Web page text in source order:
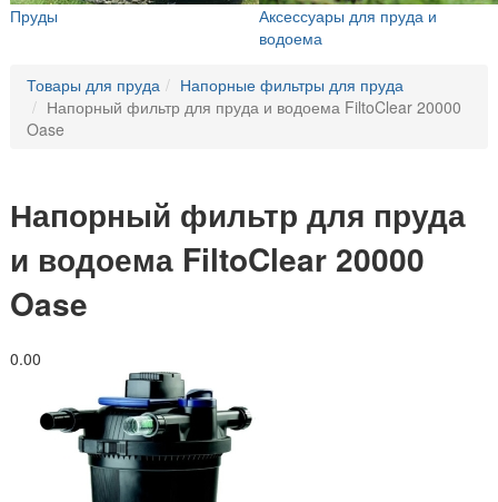
Пруды
Аксессуары для пруда и
водоема
Товары для пруда
Напорные фильтры для пруда
Напорный фильтр для пруда и водоема FiltoClear 20000
Oase
Напорный фильтр для пруда
и водоема FiltoClear 20000
Oase
0.00